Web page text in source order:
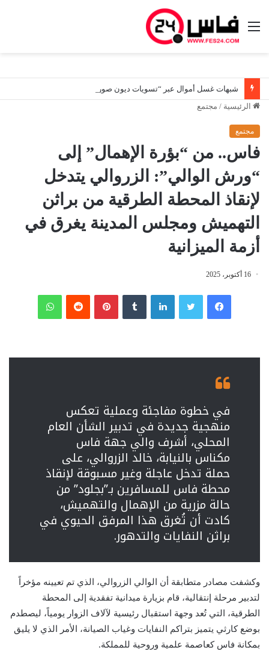
القائمة
الرئيسية / مجتمع
مجتمع
فاس.. من “بؤرة الإهمال” إلى
“ورش الوالي”: الزروالي يتدخل
لإنقاذ المحطة الطرقية من براثن
التهميش ومجلس المدينة يغرق في
أزمة الميزانية
16 أكتوبر، 2025
فيسبوك لينكدإن بينتيريست
في خطوة مفاجئة وعملية تعكس
منهجية جديدة في تدبير الشأن العام
المحلي، أشرف والي جهة فاس
مكناس بالنيابة، خالد الزروالي، على
حملة تدخل عاجلة وغير مسبوقة لإنقاذ
محطة فاس للمسافرين بـ”بجلود” من
حالة مزرية من الإهمال والتهميش،
كادت أن تُغرق هذا المرفق الحيوي في
براثن النفايات والتدهور.
وكشفت مصادر متطابقة أن الوالي الزروالي، الذي تم تعيينه مؤخراً
لتدبير مرحلة إنتقالية، قام بزيارة ميدانية تفقدية إلى المحطة
الطرقية، التي تُعد وجهة استقبال رئيسية لآلاف الزوار يومياً، ليصطدم
بوضع كارثي يتميز بتراكم النفايات وغياب الصيانة، الأمر الذي لا يليق
بمكانة فاس كعاصمة علمية وروحية للمملكة.